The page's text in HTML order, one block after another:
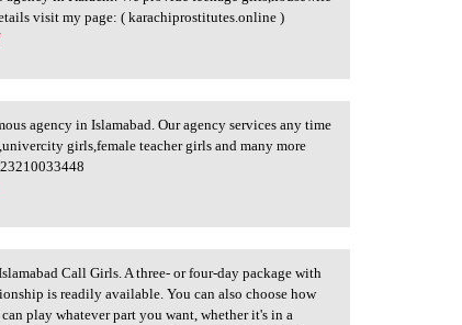
visit my page: ( karachiprostitutes.online )
agency in Islamabad. Our agency services any time
girls,female teacher girls and many more
Call Girls. A three- or four-day package with
is readily available. You can also choose how
play whatever part you want, whether it's in a